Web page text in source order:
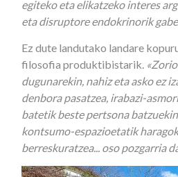
egiteko eta elikatzeko interes
eta disruptore endokrinorik
Ez dute landutako landare
filosofia produktibistarik.
dugunarekin, nahiz eta asko ez
denbora pasatzea, irabazi-
batetik beste pertsona
kontsumo-espazioetatik
berreskuratzea... oso pozgarria